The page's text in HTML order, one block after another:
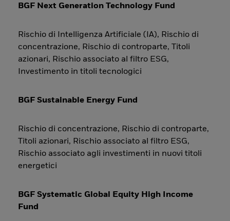
BGF Next Generation Technology Fund
Rischio di Intelligenza Artificiale (IA), Rischio di
concentrazione, Rischio di controparte, Titoli
azionari, Rischio associato al filtro ESG,
Investimento in titoli tecnologici
BGF Sustainable Energy Fund
Rischio di concentrazione, Rischio di controparte,
Titoli azionari, Rischio associato al filtro ESG,
Rischio associato agli investimenti in nuovi titoli
energetici
BGF Systematic Global Equity High Income
Fund